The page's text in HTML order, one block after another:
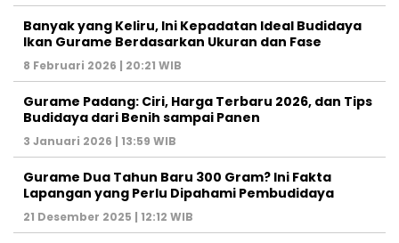
Banyak yang Keliru, Ini Kepadatan Ideal Budidaya
Ikan Gurame Berdasarkan Ukuran dan Fase
8 Februari 2026 | 20:21 WIB
Gurame Padang: Ciri, Harga Terbaru 2026, dan Tips
Budidaya dari Benih sampai Panen
3 Januari 2026 | 13:59 WIB
Gurame Dua Tahun Baru 300 Gram? Ini Fakta
Lapangan yang Perlu Dipahami Pembudidaya
21 Desember 2025 | 12:12 WIB